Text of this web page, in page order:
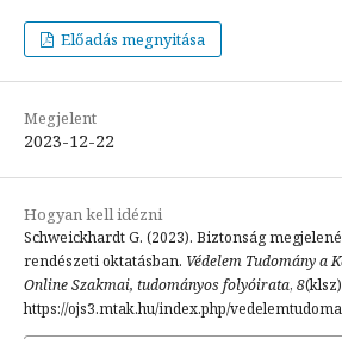
Előadás megnyitása
Megjelent
2023-12-22
Hogyan kell idézni
Schweickhardt G. (2023). Biztonság
rendészeti oktatásban. Védelem Tudomány a
Online Szakmai, tudományos folyóirata, 8
https://ojs3.mtak.hu/index.php/